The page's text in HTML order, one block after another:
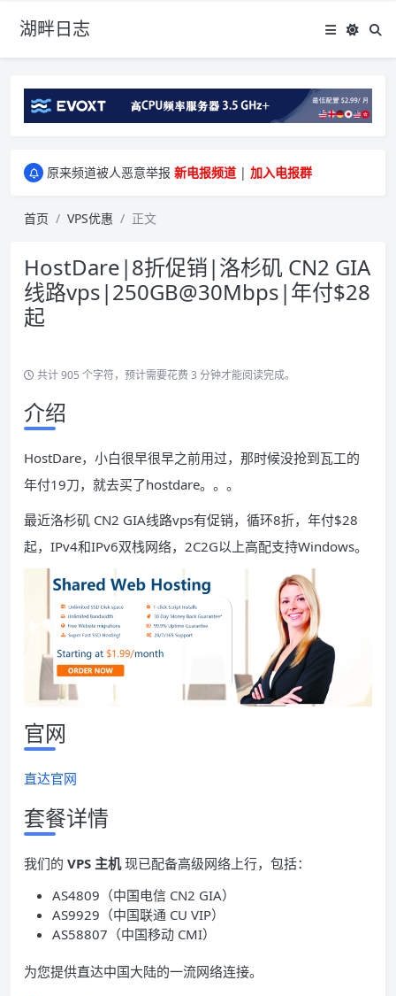
湖畔日志
greenwebpage|香港|日本|新加坡|美国等多地vps测评|移动直连|1Gbps带宽|年付€29
原来频道被人恶意举报 新电报频道 | 加入电报群
首页 VPS优惠 正文
HostDare|8折促销|洛杉矶 CN2 GIA
线路vps|250GB@30Mbps|年付$28
起
共计 905 个字符，预计需要花费 3 分钟才能阅读完成。
介绍
HostDare，小白很早很早之前用过，那时候没抢到瓦工的
年付19刀，就去买了hostdare。。。
最近洛杉矶 CN2 GIA线路vps有促销，循环8折，年付$28
起，IPv4和IPv6双栈网络，2C2G以上高配支持Windows。
官网
直达官网
套餐详情
我们的 VPS 主机现已配备高级网络上行，包括：
AS4809（中国电信 CN2 GIA）
AS9929（中国联通 CU VIP）
AS58807（中国移动 CMI）
为您提供直达中国大陆的一流网络连接。